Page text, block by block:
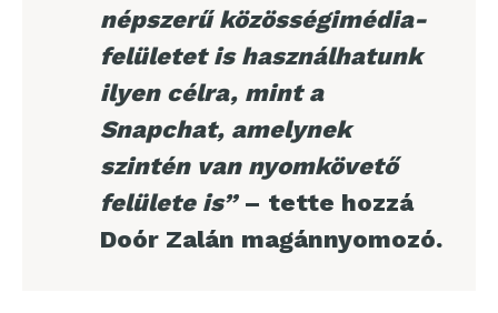
népszerű közösségimédia-
felületet is használhatunk
ilyen célra, mint a
Snapchat, amelynek
szintén van nyomkövető
felülete is”– tette hozzá
Doór Zalán magánnyomozó.